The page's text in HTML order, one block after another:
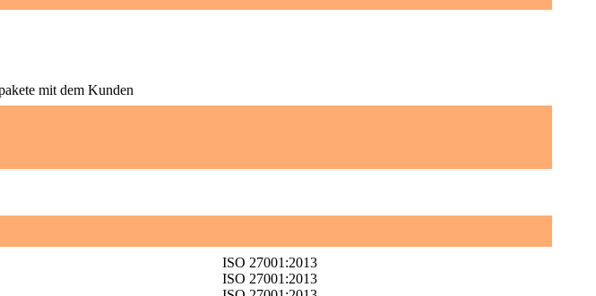
mit dem Kunden
ISO 27001:2013
ISO 27001:2013